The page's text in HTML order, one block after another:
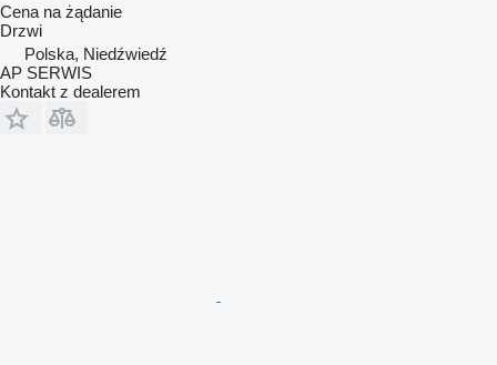
Cena na żądanie
Drzwi
Polska, Niedźwiedź
AP SERWIS
Kontakt z dealerem